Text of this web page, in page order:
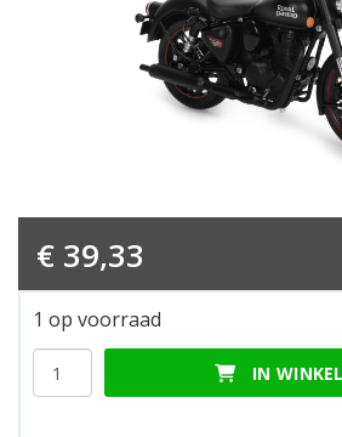
€ 39,33
1 op voorraad
Minature
IN